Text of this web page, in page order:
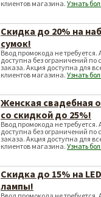
клиентов магазина. Узнать
Скидка до 20% на
сумок!
Ввод промокода не требуется.
доступна без ограничений по
заказа. Акция доступна для
клиентов магазина. Узнать
Женская свадебная
со скидкой до 25%!
Ввод промокода не требуется.
доступна без ограничений по
заказа. Акция доступна для
клиентов магазина. Узнать
Скидка до 15% на LED
лампы!